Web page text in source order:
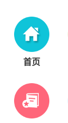
首页